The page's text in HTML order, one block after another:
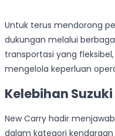
Untuk terus mendorong
dukungan melalui
transportasi yang
mengelola keperluan
Kelebihan
New Carry hadir
dalam kategori